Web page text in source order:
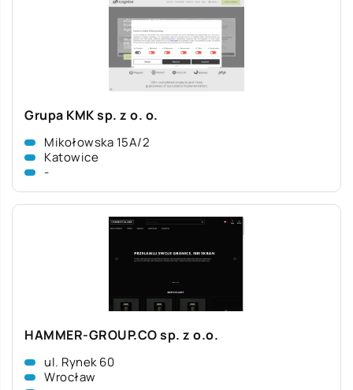
Grupa KMK sp. z o. o.
Mikołowska 15A/2
Katowice
-
HAMMER-GROUP.CO sp. z o.o.
ul. Rynek 60
Wrocław